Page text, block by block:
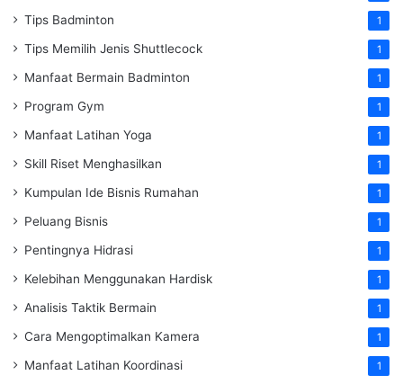
Tips Badminton 1
Tips Memilih Jenis Shuttlecock 1
Manfaat Bermain Badminton 1
Program Gym 1
Manfaat Latihan Yoga 1
Skill Riset Menghasilkan 1
Kumpulan Ide Bisnis Rumahan 1
Peluang Bisnis 1
Pentingnya Hidrasi 1
Kelebihan Menggunakan Hardisk 1
Analisis Taktik Bermain 1
Cara Mengoptimalkan Kamera 1
Manfaat Latihan Koordinasi 1